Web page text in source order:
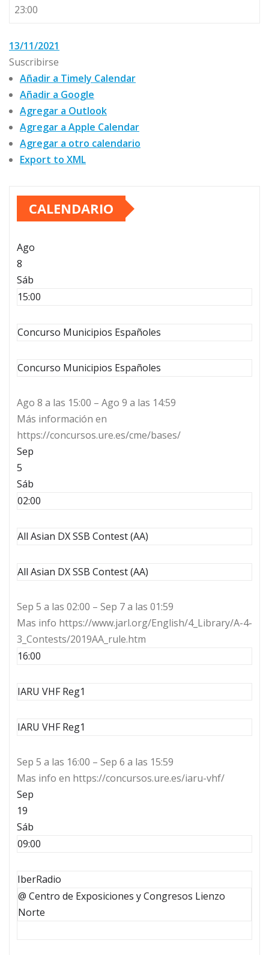
23:00
13/11/2021
Suscribirse
Añadir a Timely Calendar
Añadir a Google
Agregar a Outlook
Agregar a Apple Calendar
Agregar a otro calendario
Export to XML
CALENDARIO
Ago
8
Sáb
15:00
Concurso Municipios Españoles
Concurso Municipios Españoles
Ago 8 a las 15:00 – Ago 9 a las 14:59
Más información en
https://concursos.ure.es/cme/bases/
Sep
5
Sáb
02:00
All Asian DX SSB Contest (AA)
All Asian DX SSB Contest (AA)
Sep 5 a las 02:00 – Sep 7 a las 01:59
Mas info https://www.jarl.org/English/4_Library/A-4-
3_Contests/2019AA_rule.htm
16:00
IARU VHF Reg1
IARU VHF Reg1
Sep 5 a las 16:00 – Sep 6 a las 15:59
Mas info en https://concursos.ure.es/iaru-vhf/
Sep
19
Sáb
09:00
IberRadio
@ Centro de Exposiciones y Congresos Lienzo
Norte